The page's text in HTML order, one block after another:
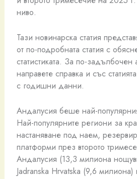
ниво.
Тази новинарска статия
от по-подробната статия с
статистиката. За по-
направете справка и със
с годишни данни.
Андалусия беше най-
Най-популярните региони за
настаняване под наем,
платформи през второто
Андалусия (13,3 милиона
Jadranska Hrvatska (9,6